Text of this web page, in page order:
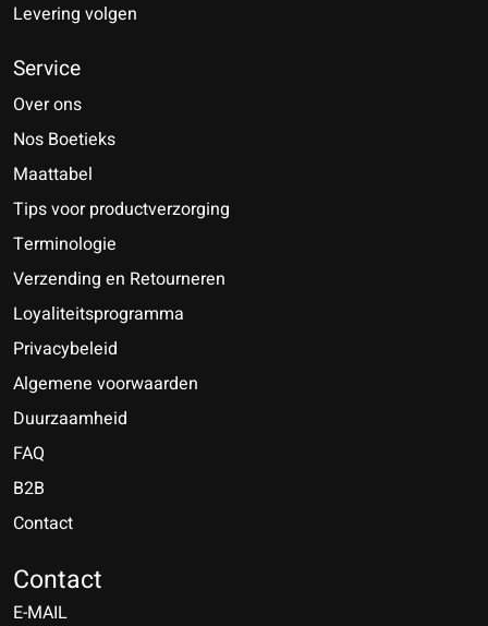
Levering volgen
Service
Over ons
Nos Boetieks
Maattabel
Tips voor productverzorging
Terminologie
Verzending en Retourneren
Loyaliteitsprogramma
Privacybeleid
Algemene voorwaarden
Duurzaamheid
FAQ
B2B
Contact
Contact
E-MAIL